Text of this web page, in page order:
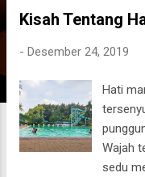
Kisah Tentang
- Desember 24, 2019
Hati
Wajah
sedu